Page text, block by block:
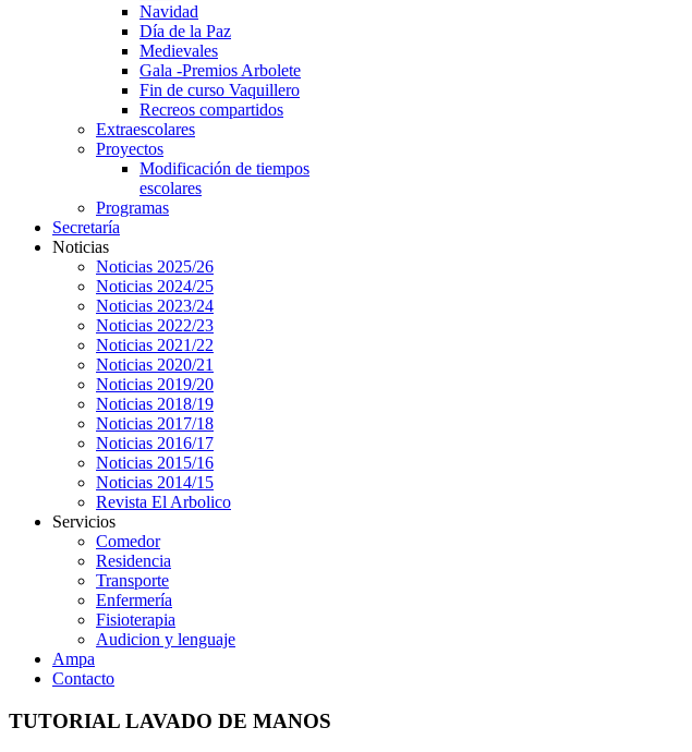
Navidad
Día de la Paz
Medievales
Gala -Premios Arbolete
Fin de curso Vaquillero
Recreos compartidos
Extraescolares
Proyectos
Modificación de tiempos
escolares
Programas
Secretaría
Noticias
Noticias 2025/26
Noticias 2024/25
Noticias 2023/24
Noticias 2022/23
Noticias 2021/22
Noticias 2020/21
Noticias 2019/20
Noticias 2018/19
Noticias 2017/18
Noticias 2016/17
Noticias 2015/16
Noticias 2014/15
Revista El Arbolico
Servicios
Comedor
Residencia
Transporte
Enfermería
Fisioterapia
Audicion y lenguaje
Ampa
Contacto
TUTORIAL LAVADO DE MANOS